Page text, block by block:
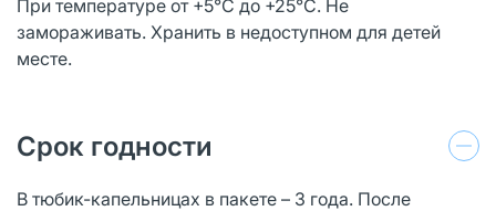
При температуре от +5°С до +25°С. Не
замораживать. Хранить в недоступном для детей
месте.
Срок годности
В тюбик-капельницах в пакете – 3 года. После